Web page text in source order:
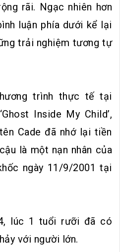
rãi. Ngạc nhiên hơn
luận phía dưới kể lại
trải nghiệm tương tự
trình thực tế tại
Inside My Child’,
Cade đã nhớ lại tiền
là một nạn nhân của
ngày 11/9/2001 tại
lúc 1 tuổi rưỡi đã có
với người lớn.